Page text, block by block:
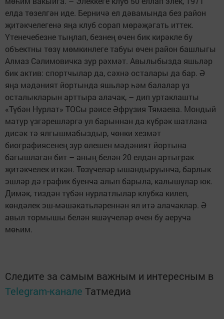
елда төзелгән иде. Берничә ел дәвамында без район
җитәкчелегенә яңа клуб сорап мөрәҗәгать иттек.
Үтенечебезне тыңлап, безнең өчен бик кирәкле бу
объектны төзү мөмкинлеге табуы өчен район башлыгы
Алмаз Сәлимовичка зур рәхмәт. Авылыбызда яшьләр
бик актив: спортчылар да, сәхнә осталары да бар. Ә
яңа мәдәният йортында яшьләр һәм балалар үз
осталыкларын арттыра алачак, – дип уртаклашты
«Түбән Нурлат» ТОСы рәисе Әфрүзия Тямаева. Мондый
матур үзгәрешләргә ул барыннан да күбрәк шатлана
дисәк тә ялгышмабыздыр, чөнки хезмәт
биографиясенең зур өлешен мәдәният йортына
багышлаган бит – аның белән 20 елдан артыграк
җитәкчелек иткән. Төзүчеләр ышандыруынча, барлык
эшләр дә график буенча алып барыла, калышулар юк.
Димәк, тиздән түбән нурлатлылар клубка килеп,
көндәлек эш-мәшәкатьләреннән ял итә алачаклар. Ә
авыл тормышы белән яшәүчеләр өчен бу аеруча
мөһим.
Следите за самым важным и интересным в
Telegram-канале Татмедиа